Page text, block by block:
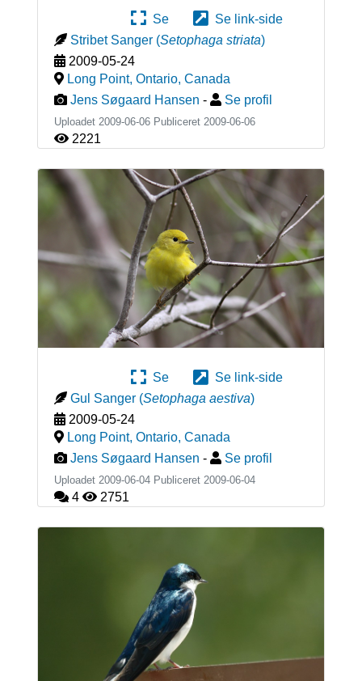
Se
Se link-side
Stribet Sanger (Setophaga striata)
2009-05-24
Long Point, Ontario, Canada
Jens Søgaard Hansen - Se profil
Uploadet 2009-06-06 Publiceret 2009-06-06
2221
Se
Se link-side
Gul Sanger (Setophaga aestiva)
2009-05-24
Long Point, Ontario, Canada
Jens Søgaard Hansen - Se profil
Uploadet 2009-06-04 Publiceret 2009-06-04
4 2751